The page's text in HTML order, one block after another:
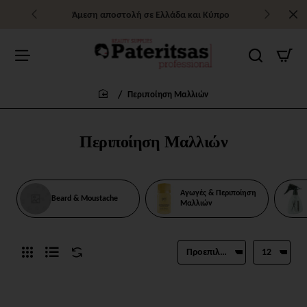
Άμεση αποστολή σε Ελλάδα και Κύπρο
Περιποίηση Μαλλιών
Περιποίηση Μαλλιών
Beard & Moustache
Αγωγές & Περιποίηση
Μαλλιών